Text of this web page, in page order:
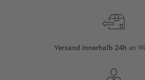
Versand innerhalb 24h an